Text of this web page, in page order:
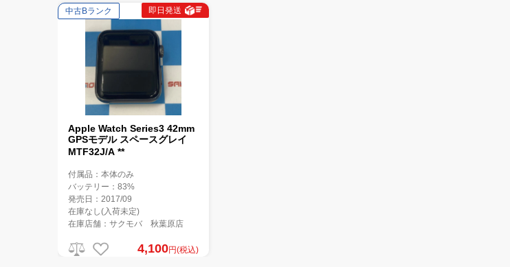
中古Bランク 即日発送
Apple Watch Series3 42mm
GPSモデル スペースグレイ
MTF32J/A **
付属品：本体のみ
バッテリー：83%
発売日：2017/09
在庫なし(入荷未定)
在庫店舗：サクモバ 秋葉原店
4,100円(税込)